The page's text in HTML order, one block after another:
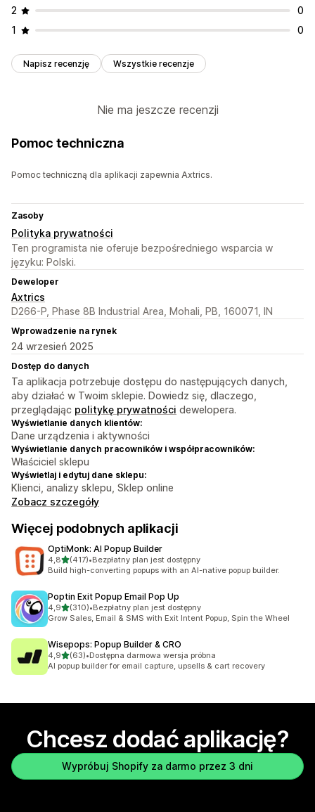
2
0
1
0
Napisz recenzję Wszystkie recenzje
Nie ma jeszcze recenzji
Pomoc techniczna
Pomoc techniczną dla aplikacji zapewnia Axtrics.
Zasoby
Polityka prywatności
Ten programista nie oferuje bezpośredniego wsparcia w
języku: Polski.
Deweloper
Axtrics
D266-P, Phase 8B Industrial Area, Mohali, PB, 160071, IN
Wprowadzenie na rynek
24 wrzesień 2025
Dostęp do danych
Ta aplikacja potrzebuje dostępu do następujących danych,
aby działać w Twoim sklepie. Dowiedz się, dlaczego,
przeglądając politykę prywatności dewelopera.
Wyświetlanie danych klientów:
Dane urządzenia i aktywności
Wyświetlanie danych pracowników i współpracowników:
Właściciel sklepu
Wyświetlaj i edytuj dane sklepu:
Klienci, analizy sklepu, Sklep online
Zobacz szczegóły
Więcej podobnych aplikacji
OptiMonk: AI Popup Builder
4,8na 5 gwiazdek
(417)
Łączna liczba recenzji: 417
•Bezpłatny plan jest dostępny
Build high-converting popups with an AI-native popup builder.
Poptin Exit Popup Email Pop Up
4,9na 5 gwiazdek
(310)
Łączna liczba recenzji: 310
•Bezpłatny plan jest dostępny
Grow Sales, Email & SMS with Exit Intent Popup, Spin the Wheel
Wisepops: Popup Builder & CRO
4,9na 5 gwiazdek
(63)
Łączna liczba recenzji: 63
•Dostępna darmowa wersja próbna
AI popup builder for email capture, upsells & cart recovery
Chcesz dodać aplikację?
Wypróbuj Shopify za darmo przez 3 dni